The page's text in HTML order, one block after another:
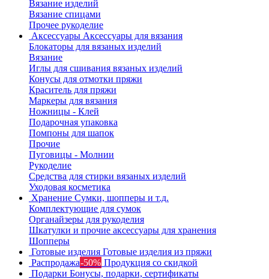
Вязание изделий
Вязание спицами
Прочее рукоделие
Аксессуары Аксессуары для вязания
Блокаторы для вязаных изделий
Вязание
Иглы для сшивания вязаных изделий
Конусы для отмотки пряжи
Краситель для пряжи
Маркеры для вязания
Ножницы - Клей
Подарочная упаковка
Помпоны для шапок
Прочие
Пуговицы - Молнии
Рукоделие
Средства для стирки вязаных изделий
Уходовая косметика
Хранение Сумки, шопперы и т.д.
Комплектующие для сумок
Органайзеры для рукоделия
Шкатулки и прочие аксессуары для хранения
Шопперы
Готовые изделия Готовые изделия из пряжи
Распродажа-50% Продукция со скидкой
Подарки Бонусы, подарки, сертификаты